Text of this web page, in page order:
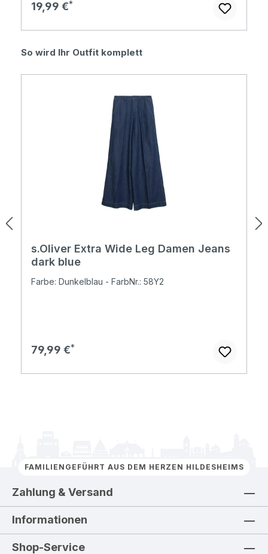
Regulärer Preis:
19,99 €
Produktgalerie überspringen
So wird Ihr Outfit komplett
s.Oliver Extra Wide Leg Damen Jeans
dark blue
Farbe: Dunkelblau - FarbNr.: 58Y2
Regulärer Preis:
79,99 €
FAMILIENGEFÜHRT AUS DEM HERZEN HILDESHEIMS
Zahlung & Versand
Informationen
Shop-Service